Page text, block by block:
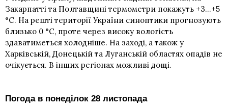
Закарпатті та Полтавщині термометри покажуть +3…+5
°С. На решті території України синоптики прогнозують
близько 0 °С, проте через високу вологість
здаватиметься холодніше. На заході, а також у
Харківській, Донецькій та Луганській областях опадів не
очікується. В інших регіонах можливі дощі.
Погода в понеділок 28 листопада